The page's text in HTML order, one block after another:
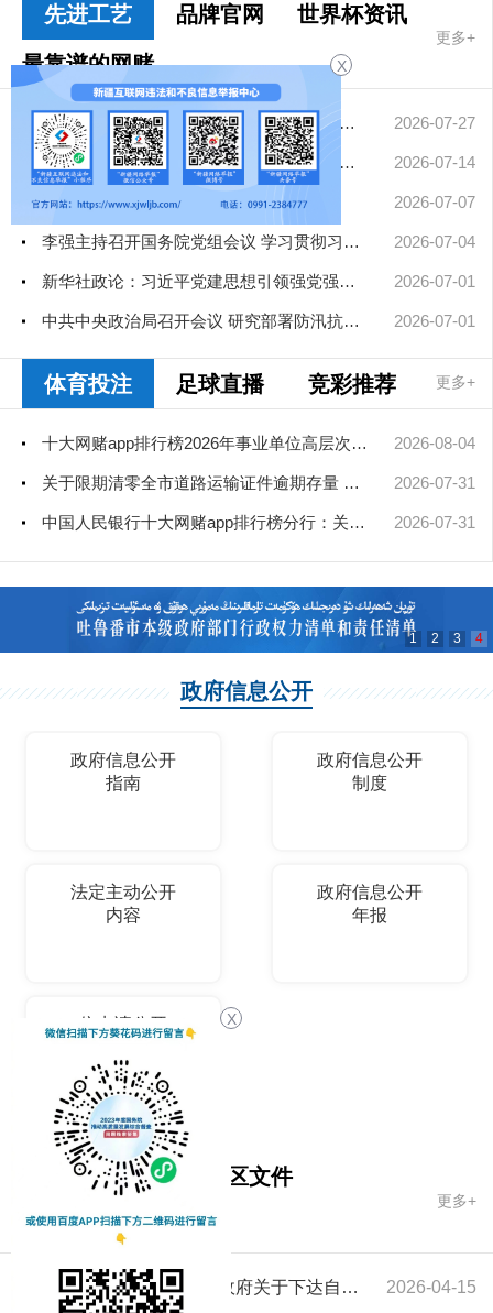
先进工艺 品牌官网 世界杯资讯
最靠谱的网赌
软件要闻
更多+
擦亮中华文明重要名片——习近平文化思想引领中国世界遗产申报保... 2026-07-27
凝聚起建设社会主义现代化新疆的磅礴力量——新疆各地认真学习贯... 2026-07-14
习近平对防汛救灾工作作出重要指示 2026-07-07
李强主持召开国务院党组会议 学习贯彻习近平总书记在庆祝中国共产... 2026-07-04
新华社政论：习近平党建思想引领强党强国新征程——写在中国共产... 2026-07-01
中共中央政治局召开会议 研究部署防汛抗旱工作 中共中央总书记习... 2026-07-01
体育投注 足球直播 竞彩推荐 更多+
十大网赌app排行榜2026年事业单位高层次和急需紧缺人才引进（部分岗位）公... 2026-08-04
关于限期清零全市道路运输证件逾期存量 彻底消除安全隐患的通告 2026-07-31
中国人民银行十大网赌app排行榜分行：关于规范使用"征信""信用评级"字... 2026-07-31
1 2 3 4
政府信息公开
政府信息公开
指南
政府信息公开
制度
法定主动公开
内容
政府信息公开
年报
依申请公开
国务院文件 自治区文件
市政府文件
更多+
新疆维吾尔自治区人民政府关于下达自治区“十五五”期间年森林采伐限额的通知 2026-04-15
X
X